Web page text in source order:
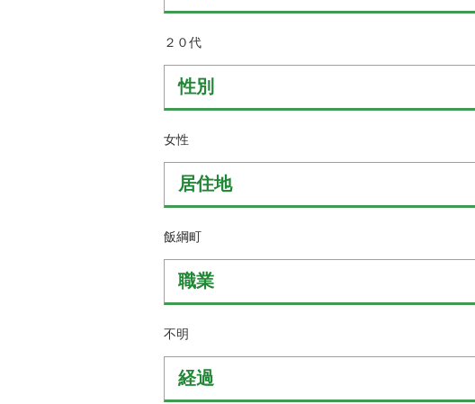
ペット・動物
児童クラブ
ティスクール
２０代
性別
女性
居住地
飯綱町
職業
不明
経過